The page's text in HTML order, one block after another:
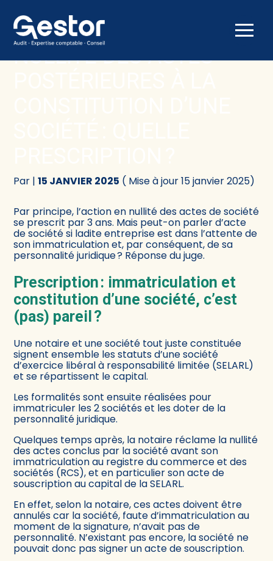
Aller
au
Créer et reprendre une activité
Gérer votre quotidien
Comptabilité
Fiscalité
Conseil
NULLITÉ DES ACTES
Par |15 JANVIER 2025 ( Mise à jour 15 janvier 2025)
Par principe, l’action en nullité des actes de société
se prescrit par 3 ans. Mais peut-on parler d’acte
de société si ladite entreprise est dans l’attente de
son immatriculation et, par conséquent, de sa
personnalité juridique ? Réponse du juge.
Prescription : immatriculation et
constitution d’une société, c’est
(pas) pareil ?
Une notaire et une société tout juste constituée
signent ensemble les statuts d’une société
d’exercice libéral à responsabilité limitée (SELARL)
et se répartissent le capital.
Les formalités sont ensuite réalisées pour
immatriculer les 2 sociétés et les doter de la
personnalité juridique.
Quelques temps après, la notaire réclame la nullité
des actes conclus par la société avant son
immatriculation au registre du commerce et des
sociétés (RCS), et en particulier son acte de
souscription au capital de la SELARL.
En effet, selon la notaire, ces actes doivent être
annulés car la société, faute d’immatriculation au
moment de la signature, n’avait pas de
personnalité. N’existant pas encore, la société ne
pouvait donc pas signer un acte de souscription.